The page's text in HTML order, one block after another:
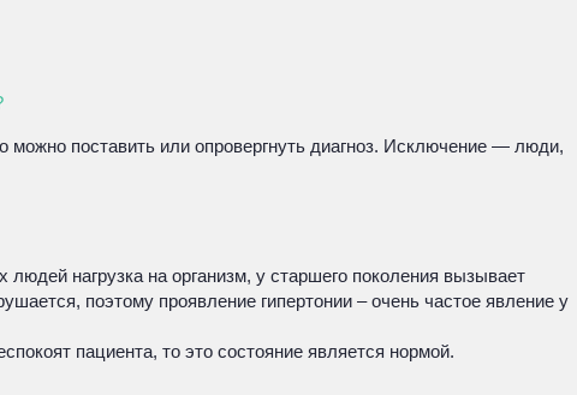
можно поставить или опровергнуть диагноз. Исключение — люди,
нагрузка на организм, у старшего поколения вызывает
поэтому проявление гипертонии – очень частое явление у
пациента, то это состояние является нормой.